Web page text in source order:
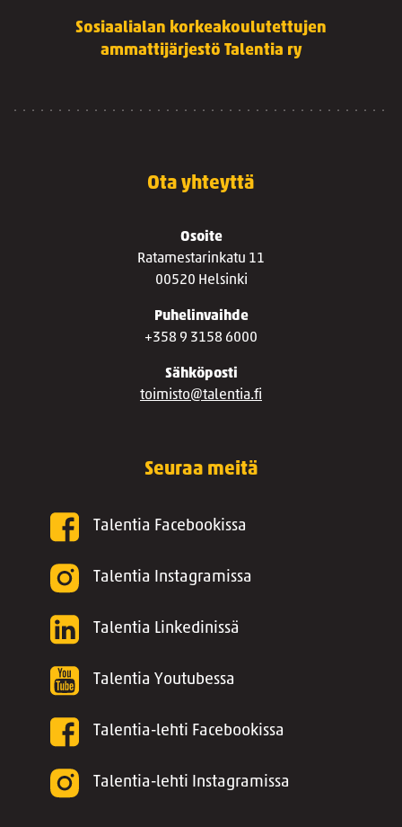
Sosiaalialan korkeakoulutettujen
ammattijärjestö Talentia ry
Ota yhteyttä
Osoite
Ratamestarinkatu 11
00520 Helsinki
Puhelinvaihde
+358 9 3158 6000
Sähköposti
toimisto@talentia.fi
Seuraa meitä
Talentia Facebookissa
Talentia Instagramissa
Talentia Linkedinissä
Talentia Youtubessa
Talentia-lehti Facebookissa
Talentia-lehti Instagramissa